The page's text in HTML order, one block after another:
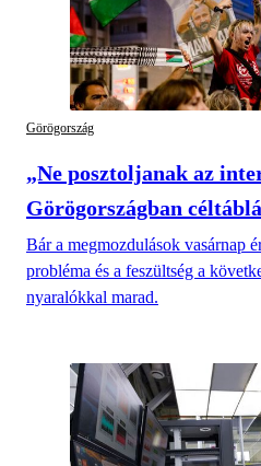
Görögország
„Ne posztoljanak az
Görögországban
Bár a megmozdulások vasárnap
probléma és a feszültség a
nyaralókkal marad.